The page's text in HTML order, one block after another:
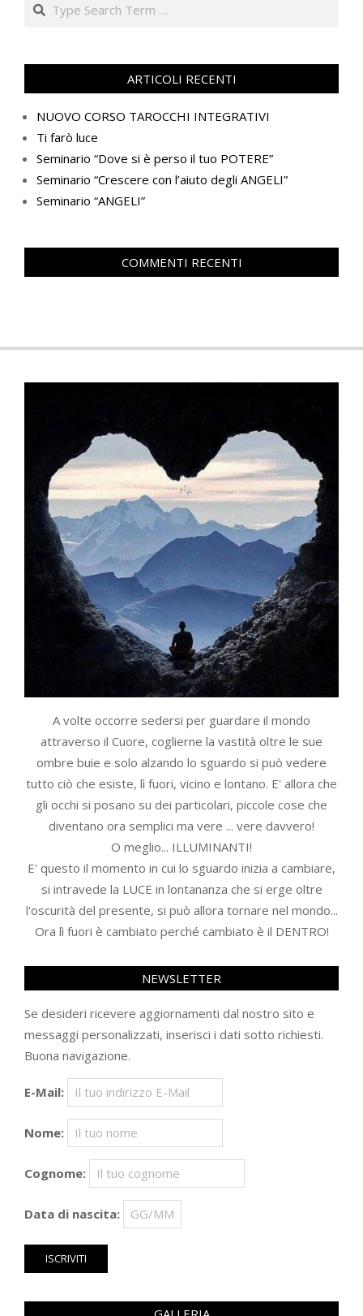
ARTICOLI RECENTI
NUOVO CORSO TAROCCHI INTEGRATIVI
Ti farò luce
Seminario “Dove si è perso il tuo POTERE”
Seminario “Crescere con l’aiuto degli ANGELI”
Seminario “ANGELI”
COMMENTI RECENTI
A volte occorre sedersi per guardare il mondo
attraverso il Cuore, coglierne la vastità oltre le sue
ombre buie e solo alzando lo sguardo si può vedere
tutto ciò che esiste, lì fuori, vicino e lontano. E' allora che
gli occhi si posano su dei particolari, piccole cose che
diventano ora semplici ma vere ... vere davvero!
O meglio... ILLUMINANTI!
E' questo il momento in cui lo sguardo inizia a cambiare,
si intravede la LUCE in lontananza che si erge oltre
l'oscurità del presente, si può allora tornare nel mondo...
Ora lì fuori è cambiato perché cambiato è il DENTRO!
NEWSLETTER
Se desideri ricevere aggiornamenti dal nostro sito e
messaggi personalizzati, inserisci i dati sotto richiesti.
Buona navigazione.
E-Mail:
Nome:
Cognome:
Data di nascita: